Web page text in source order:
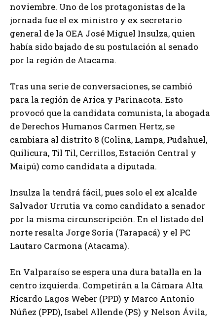
noviembre. Uno de los protagonistas de la
jornada fue el ex ministro y ex secretario
general de la OEA José Miguel Insulza, quien
había sido bajado de su postulación al senado
por la región de Atacama.
Tras una serie de conversaciones, se cambió
para la región de Arica y Parinacota. Esto
provocó que la candidata comunista, la abogada
de Derechos Humanos Carmen Hertz, se
cambiara al distrito 8 (Colina, Lampa, Pudahuel,
Quilicura, Til Til, Cerrillos, Estación Central y
Maipú) como candidata a diputada.
Insulza la tendrá fácil, pues solo el ex alcalde
Salvador Urrutia va como candidato a senador
por la misma circunscripción. En el listado del
norte resalta Jorge Soria (Tarapacá) y el PC
Lautaro Carmona (Atacama).
En Valparaíso se espera una dura batalla en la
centro izquierda. Competirán a la Cámara Alta
Ricardo Lagos Weber (PPD) y Marco Antonio
Núñez (PPD), Isabel Allende (PS) y Nelson Ávila,